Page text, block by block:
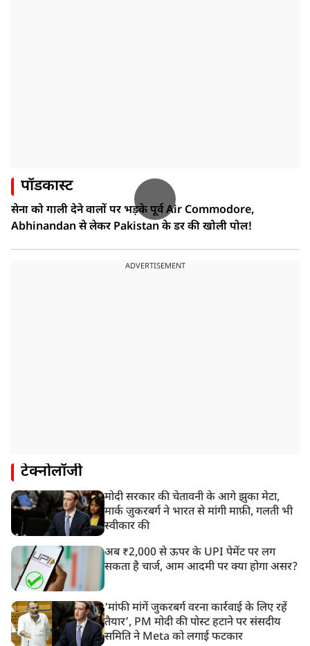
पॉडकास्ट
सेना को गाली देने वालों पर भड़के पूर्व Air Commodore,
Abhinandan से लेकर Pakistan के डर की खोली पोल!
ADVERTISEMENT
टेक्नोलॉजी
मोदी सरकार की चेतावनी के आगे झुका मेटा,
मार्क ज़ुकरबर्ग ने भारत से मांगी माफ़ी, गलती भी
स्वीकार की
अब ₹2,000 से ऊपर के UPI पेमेंट पर लग
सकता है चार्ज, आम आदमी पर क्या होगा असर?
‘मांफी मांगें जुकरबर्ग वरना कार्रवाई के लिए रहें
तैयार’, PM मोदी की पोस्ट हटाने पर संसदीय
समिति ने Meta को लगाई फटकार